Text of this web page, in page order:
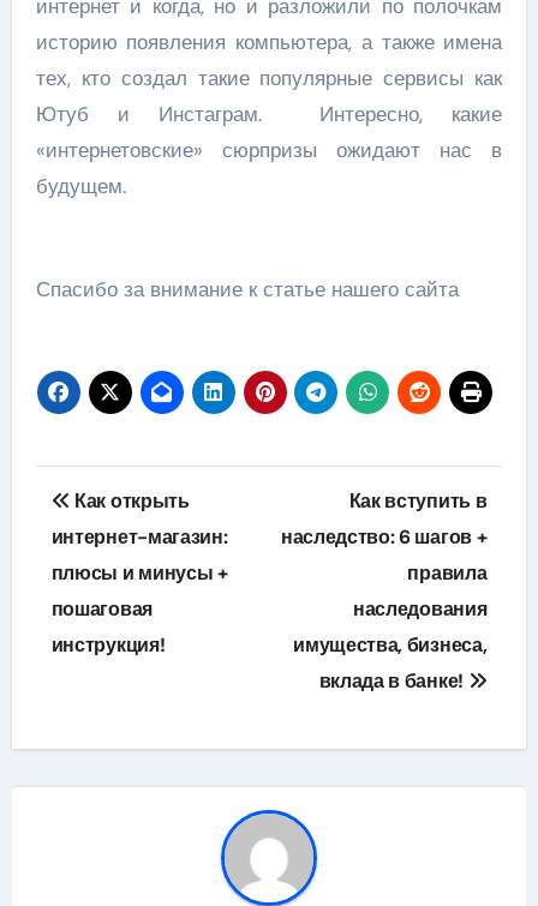
интернет и когда, но и разложили по полочкам
историю появления компьютера, а также имена
тех, кто создал такие популярные сервисы как
Ютуб и Инстаграм. Интересно, какие
«интернетовские» сюрпризы ожидают нас в
будущем.
Спасибо за внимание к статье нашего сайта
Навигация
по
записям
Как открыть
интернет-магазин:
плюсы и минусы +
пошаговая
инструкция!
Как вступить в
наследство: 6 шагов +
правила
наследования
имущества, бизнеса,
вклада в банке!